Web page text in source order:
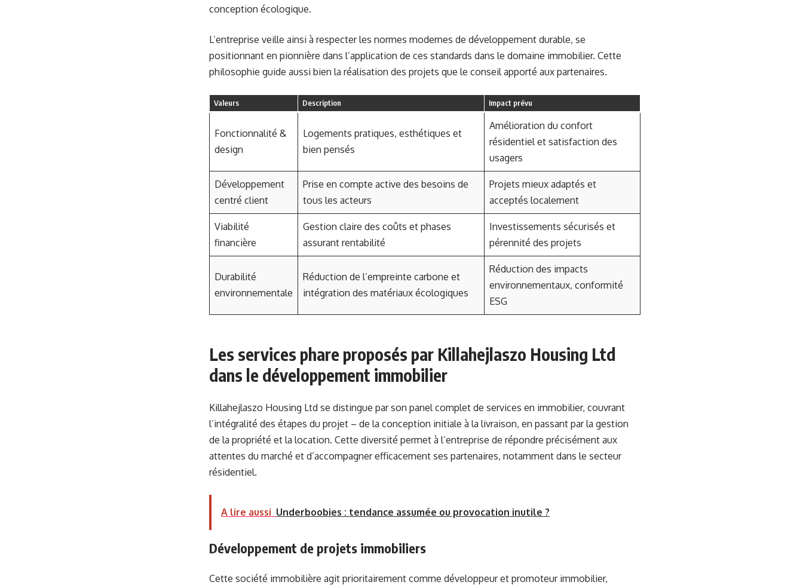
conception écologique.
L’entreprise veille ainsi à respecter les normes modernes de développement durable, se
positionnant en pionnière dans l’application de ces standards dans le domaine immobilier. Cette
philosophie guide aussi bien la réalisation des projets que le conseil apporté aux partenaires.
Valeurs Description Impact prévu
Fonctionnalité &
design
Logements pratiques, esthétiques et
bien pensés
Amélioration du confort
résidentiel et satisfaction des
usagers
Développement
centré client
Prise en compte active des besoins de
tous les acteurs
Projets mieux adaptés et
acceptés localement
Viabilité
financière
Gestion claire des coûts et phases
assurant rentabilité
Investissements sécurisés et
pérennité des projets
Durabilité
environnementale
Réduction de l’empreinte carbone et
intégration des matériaux écologiques
Réduction des impacts
environnementaux, conformité
ESG
Les services phare proposés par Killahejlaszo Housing Ltd
dans le développement immobilier
Killahejlaszo Housing Ltd se distingue par son panel complet de services en immobilier, couvrant
l’intégralité des étapes du projet – de la conception initiale à la livraison, en passant par la gestion
de la propriété et la location. Cette diversité permet à l’entreprise de répondre précisément aux
attentes du marché et d’accompagner efficacement ses partenaires, notamment dans le secteur
résidentiel.
A lire aussi Underboobies : tendance assumée ou provocation inutile ?
Développement de projets immobiliers
Cette société immobilière agit prioritairement comme développeur et promoteur immobilier,